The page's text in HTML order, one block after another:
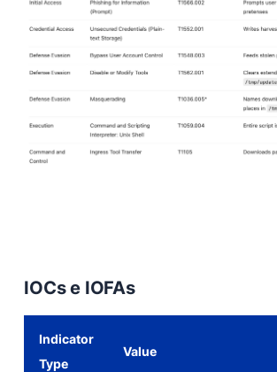
IOCs e IOFAs
Indicator
Type
Value